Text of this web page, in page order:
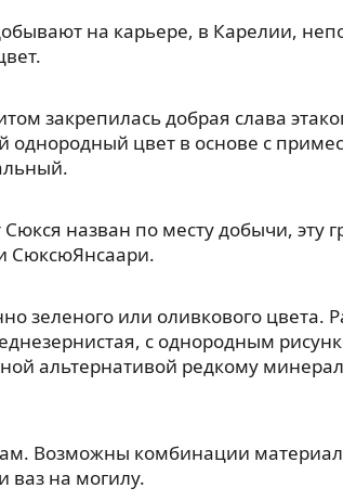
на карьере, в Карелии,
закрепилась добрая слава
цвет в основе с
назван по месту добычи, эту
СюксюЯнсаари.
зеленого или оливкового цвета.
с однородным
альтернативой редкому
Возможны комбинации
ваз на могилу.